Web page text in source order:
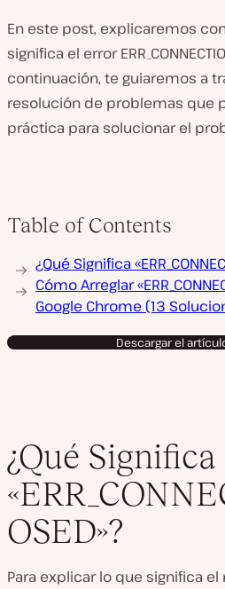
En este post, explicaremos
significa el error
continuación, te guiaremos a
resolución de problemas que
práctica para solucionar el
Table of Contents
¿Qué Significa
Cómo Arreglar
Google Chrome (13
Descargar el
¿Qué Significa
OSED»?
Para explicar lo que significa el